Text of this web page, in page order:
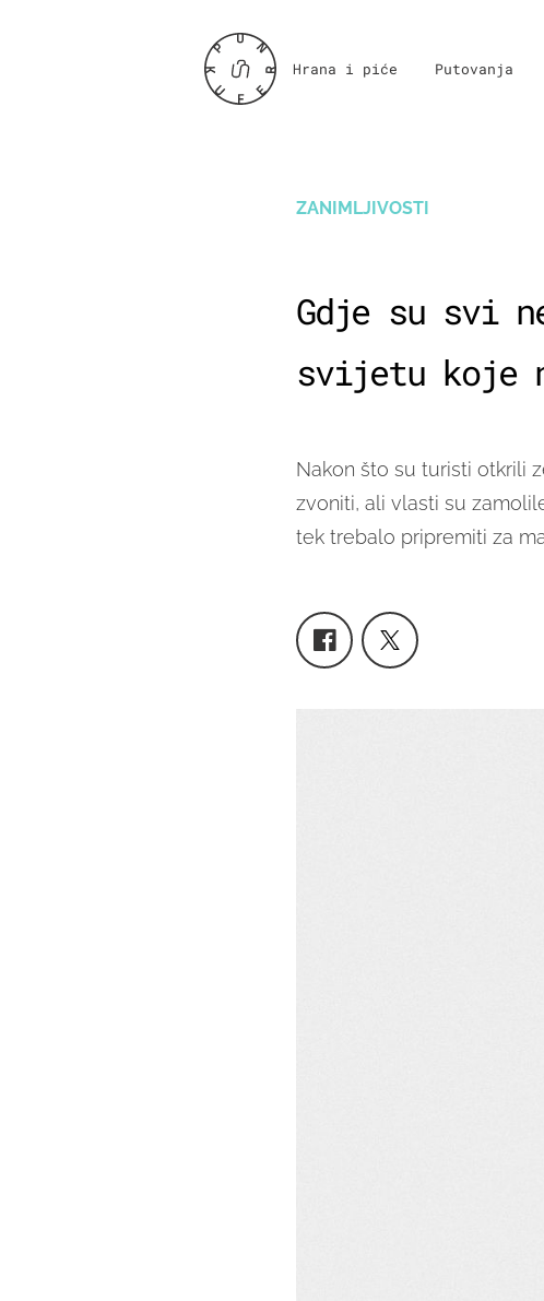
Hrana i piće Putovanja
ZANIMLJIVOSTI
Gdje su svi
svijetu koje
Nakon što su turisti otkrili
zvoniti, ali vlasti su
tek trebalo pripremiti za